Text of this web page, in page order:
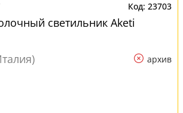
23703
светильник Aketi
архив